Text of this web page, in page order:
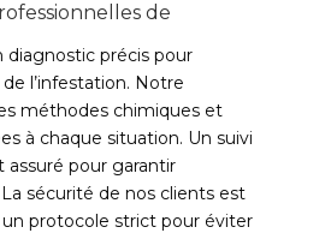
de
diagnostic précis pour
l’infestation. Notre
méthodes chimiques et
à chaque situation. Un suivi
pour garantir
sécurité de nos clients est
protocole strict pour éviter